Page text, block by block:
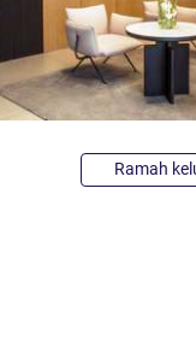
bintang 4
Ramah